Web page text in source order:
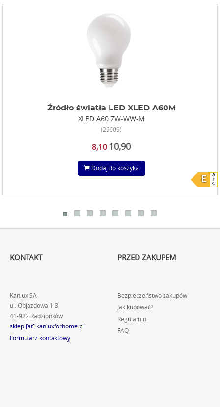
E
A
G
Źródło światła LED XLED A60M
XLED A60 7W-WW-M
(29609)
8,10 10,90
Dodaj do koszyka
KONTAKT
Kanlux SA
ul. Objazdowa 1-3
41-922 Radzionków
sklep [at] kanluxforhome.pl
Formularz kontaktowy
PRZED ZAKUPEM
Bezpieczeństwo zakupów
Jak kupować?
Regulamin
FAQ